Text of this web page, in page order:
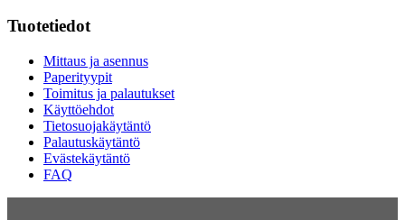
Tuotetiedot
Mittaus ja asennus
Paperityypit
Toimitus ja palautukset
Käyttöehdot
Tietosuojakäytäntö
Palautuskäytäntö
Evästekäytäntö
FAQ